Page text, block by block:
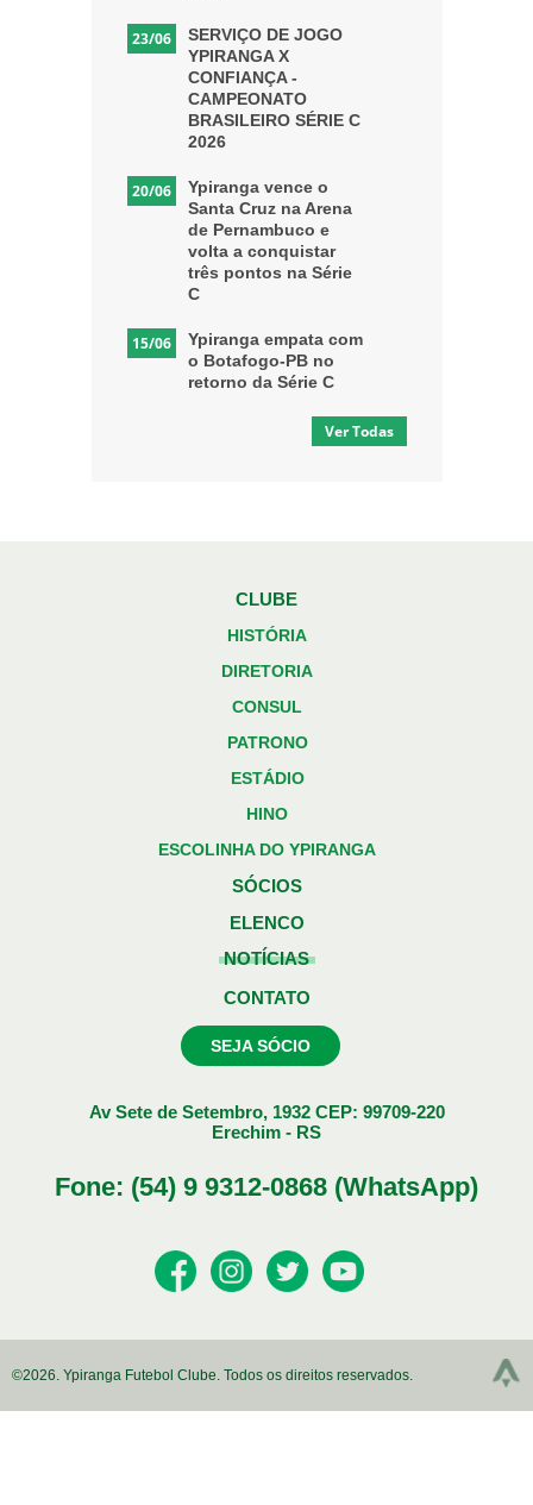
23/06
SERVIÇO DE JOGO
YPIRANGA X
CONFIANÇA -
CAMPEONATO
BRASILEIRO SÉRIE C
2026
20/06
Ypiranga vence o
Santa Cruz na Arena
de Pernambuco e
volta a conquistar
três pontos na Série
C
15/06
Ypiranga empata com
o Botafogo-PB no
retorno da Série C
Ver Todas
CLUBE
HISTÓRIA
DIRETORIA
CONSUL
PATRONO
ESTÁDIO
HINO
ESCOLINHA DO YPIRANGA
SÓCIOS
ELENCO
NOTÍCIAS
CONTATO
SEJA SÓCIO
Av Sete de Setembro, 1932 CEP: 99709-220
Erechim - RS
Fone: (54) 9 9312-0868 (WhatsApp)
©2026. Ypiranga Futebol Clube. Todos os direitos reservados.